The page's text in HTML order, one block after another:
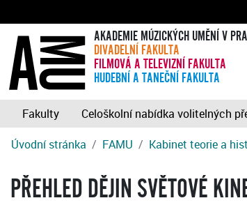
AKADEMIE MÚZICKÝCH UMĚNÍ V
DIVADELNÍ FAKULTA
FILMOVÁ A TELEVIZNÍ FAKULTA
HUDEBNÍ A TANEČNÍ FAKULTA
Fakulty Celoškolní nabídka volitelných
Úvodní stránka
FAMU Kabinet teorie a
PŘEHLED DĚJIN SVĚTOVÉ